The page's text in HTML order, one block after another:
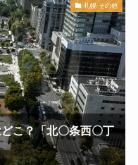
札幌-その他
こ？「北〇条西〇丁